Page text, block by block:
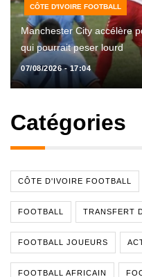
CÔTE D'IVOIRE FOOTBALL
Manchester City accélère
qui pourrait peser lourd
07/08/2026 - 17:04
Catégories
CÔTE D'IVOIRE FOOTBALL
FOOTBALL TRANSFERT
FOOTBALL JOUEURS
FOOTBALL AFRICAIN